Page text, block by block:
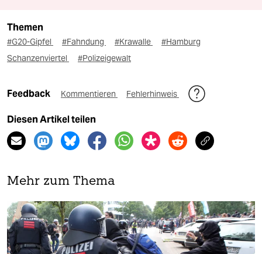
Themen
#G20-Gipfel #Fahndung #Krawalle
#Hamburg
Schanzenviertel
#Polizeigewalt
Feedback Kommentieren Fehlerhinweis
Diesen Artikel teilen
Mehr zum Thema